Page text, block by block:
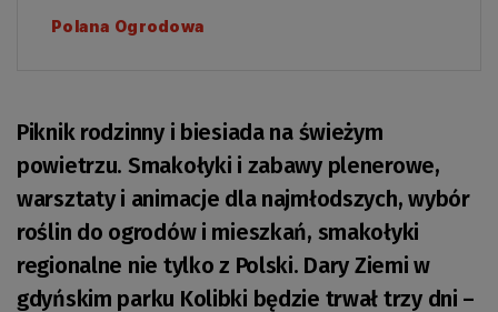
Polana Ogrodowa
Piknik rodzinny i biesiada na świeżym
powietrzu. Smakołyki i zabawy plenerowe,
warsztaty i animacje dla najmłodszych, wybór
roślin do ogrodów i mieszkań, smakołyki
regionalne nie tylko z Polski. Dary Ziemi w
gdyńskim parku Kolibki będzie trwał trzy dni –